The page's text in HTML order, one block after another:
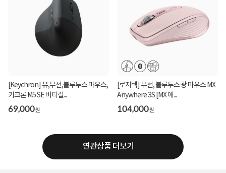
[Keychron] 유,무선,블루투스 마우스,
키크론 M5 SE 버티컬...
69,000원
[로지텍] 무선, 블루투스 광 마우스 MX
Anywhere 3S [MX 애...
104,000원
연관상품 더보기